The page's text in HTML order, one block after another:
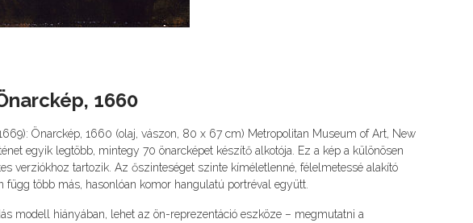
1660
Önarckép, 1660 (olaj, vászon, 80 x 67 cm) Metropolitan Museum of Art, New
egyik legtöbb, mintegy 70 önarcképet készítő alkotója. Ez a kép a különösen
verziókhoz tartozik. Az őszinteséget szinte kíméletlenné, félelmetessé alakító
függ több más, hasonlóan komor hangulatú portréval együtt.
modell hiányában, lehet az ön-reprezentáció eszköze – megmutatni a